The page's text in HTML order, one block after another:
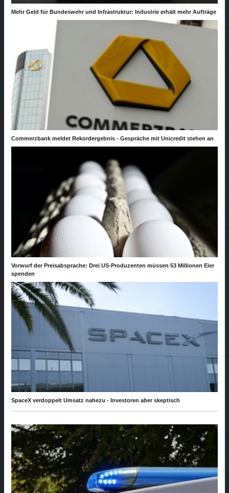
Mehr Geld für Bundeswehr und Infrastruktur: Industrie erhält mehr Aufträge
Commerzbank meldet Rekordergebnis - Gespräche mit Unicredit stehen an
Vorwurf der Preisabsprache: Drei US-Produzenten müssen 53 Millionen Eier
spenden
SpaceX verdoppelt Umsatz nahezu - Investoren aber skeptisch